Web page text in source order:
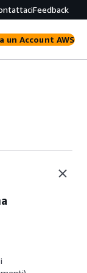
Feedback
un Account AWS